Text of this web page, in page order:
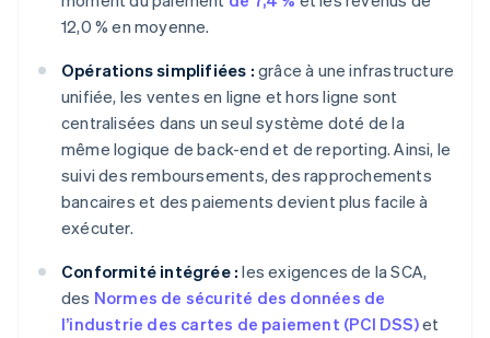
12,0 % en moyenne.
Opérations simplifiées : grâce à une infrastructure
unifiée, les ventes en ligne et hors ligne sont
centralisées dans un seul système doté de la
même logique de back-end et de reporting. Ainsi, le
suivi des remboursements, des rapprochements
bancaires et des paiements devient plus facile à
exécuter.
Conformité intégrée : les exigences de la SCA,
des Normes de sécurité des données de
l’industrie des cartes de paiement (PCI DSS)et